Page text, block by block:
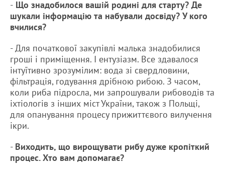
- Що знадобилося вашій родині для старту? Де
шукали інформацію та набували досвіду? У кого
вчилися?
- Для початкової закупівлі малька знадобилися
гроші і приміщення. І ентузіазм. Все здавалося
інтуїтивно зрозумілим: вода зі свердловини,
фільтрація, годування дрібною рибою. З часом,
коли риба підросла, ми запрошували рибоводів та
іхтіологів з інших міст України, також з Польщі,
для опанування процесу прижиттєвого вилучення
ікри.
- Виходить, що вирощувати рибу дуже кропіткий
процес. Хто вам допомагає?